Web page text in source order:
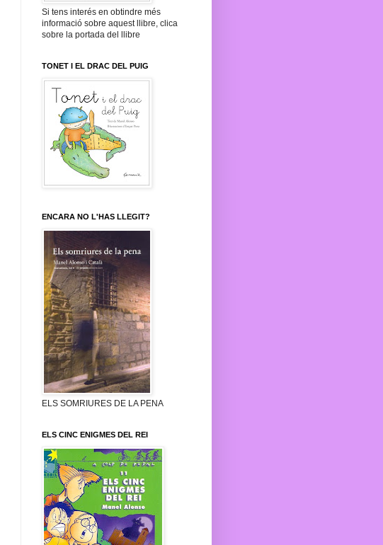
Si tens interés en obtindre més
informació sobre aquest llibre, clica
sobre la portada del llibre
TONET I EL DRAC DEL PUIG
ENCARA NO L'HAS LLEGIT?
ELS SOMRIURES DE LA PENA
ELS CINC ENIGMES DEL REI